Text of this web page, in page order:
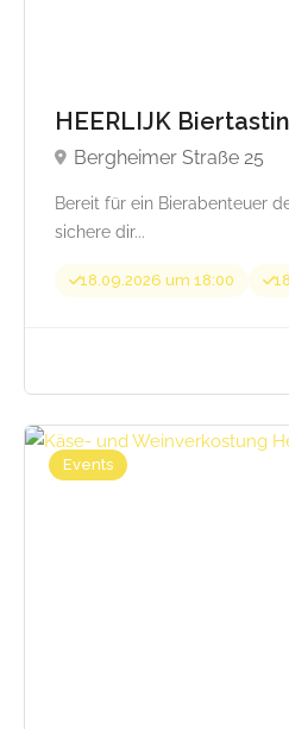
HEERLIJK
Bergheimer Straße 25
Bereit für ein Bierabenteuer
sichere dir...
18.09.2026 um 18:00
Events